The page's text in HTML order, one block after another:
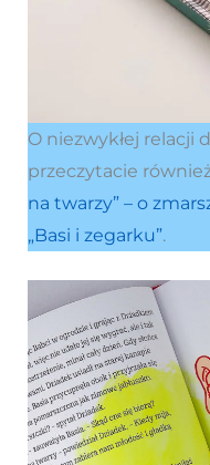
O niezwykłej relacji
przeczytacie
na twarzy” – o
„Basi i zegarku”.